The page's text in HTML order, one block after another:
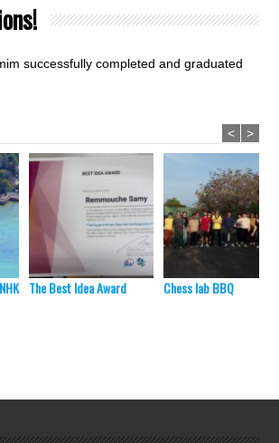
successfully completed and graduated
The Best Idea Award Chess lab BBQ
< >